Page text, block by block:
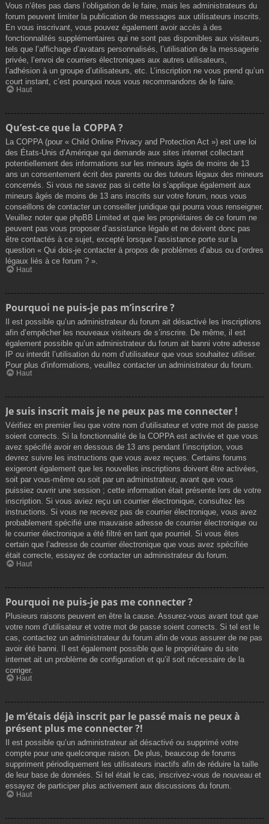
Vous n’êtes pas dans l’obligation de le faire, mais les administrateurs du
forum peuvent limiter la publication de messages aux utilisateurs inscrits.
En vous inscrivant, vous pouvez également avoir accès à des
fonctionnalités supplémentaires qui ne sont pas disponibles aux visiteurs,
tels que l’affichage d’avatars personnalisés, l’utilisation de la messagerie
privée, l’envoi de courriers électroniques aux autres utilisateurs,
l’adhésion à un groupe d’utilisateurs, etc. L’inscription ne vous prend qu’un
court instant, c’est pourquoi nous vous recommandons de le faire.
Haut
Qu’est-ce que la COPPA ?
La COPPA (pour « Child Online Privacy and Protection Act ») est une loi
des États-Unis d’Amérique qui demande aux sites internet collectant
potentiellement des informations sur les mineurs âgés de moins de 13
ans un consentement écrit des parents ou des tuteurs légaux des mineurs
concernés. Si vous ne savez pas si cette loi s’applique également aux
mineurs âgés de moins de 13 ans inscrits sur votre forum, nous vous
conseillons de contacter un conseiller juridique qui pourra vous renseigner.
Veuillez noter que phpBB Limited et que les propriétaires de ce forum ne
peuvent pas vous proposer d’assistance légale et ne doivent donc pas
être contactés à ce sujet, excepté lorsque l’assistance porte sur la
question « Qui dois-je contacter à propos de problèmes d’abus ou d’ordres
légaux liés à ce forum ? ».
Haut
Pourquoi ne puis-je pas m’inscrire ?
Il est possible qu’un administrateur du forum ait désactivé les inscriptions
afin d’empêcher les nouveaux visiteurs de s’inscrire. De même, il est
également possible qu’un administrateur du forum ait banni votre adresse
IP ou interdit l’utilisation du nom d’utilisateur que vous souhaitez utiliser.
Pour plus d’informations, veuillez contacter un administrateur du forum.
Haut
Je suis inscrit mais je ne peux pas me connecter !
Vérifiez en premier lieu que votre nom d’utilisateur et votre mot de passe
soient corrects. Si la fonctionnalité de la COPPA est activée et que vous
avez spécifié avoir en dessous de 13 ans pendant l’inscription, vous
devrez suivre les instructions que vous avez reçues. Certains forums
exigeront également que les nouvelles inscriptions doivent être activées,
soit par vous-même ou soit par un administrateur, avant que vous
puissiez ouvrir une session ; cette information était présente lors de votre
inscription. Si vous aviez reçu un courrier électronique, consultez les
instructions. Si vous ne recevez pas de courrier électronique, vous avez
probablement spécifié une mauvaise adresse de courrier électronique ou
le courrier électronique a été filtré en tant que pourriel. Si vous êtes
certain que l’adresse de courrier électronique que vous avez spécifiée
était correcte, essayez de contacter un administrateur du forum.
Haut
Pourquoi ne puis-je pas me connecter ?
Plusieurs raisons peuvent en être la cause. Assurez-vous avant tout que
votre nom d’utilisateur et votre mot de passe soient corrects. Si tel est le
cas, contactez un administrateur du forum afin de vous assurer de ne pas
avoir été banni. Il est également possible que le propriétaire du site
internet ait un problème de configuration et qu’il soit nécessaire de la
corriger.
Haut
Je m’étais déjà inscrit par le passé mais ne peux à
présent plus me connecter ?!
Il est possible qu’un administrateur ait désactivé ou supprimé votre
compte pour une quelconque raison. De plus, beaucoup de forums
suppriment périodiquement les utilisateurs inactifs afin de réduire la taille
de leur base de données. Si tel était le cas, inscrivez-vous de nouveau et
essayez de participer plus activement aux discussions du forum.
Haut